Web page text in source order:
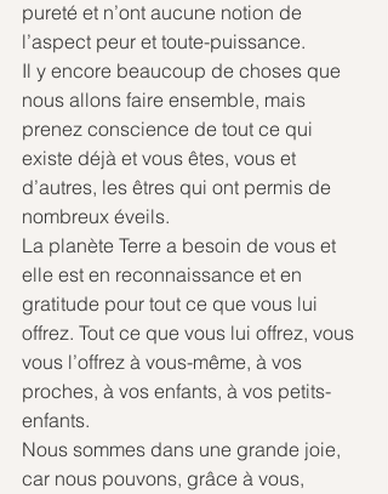
pureté et n’ont aucune notion de
l’aspect peur et toute-puissance.
Il y encore beaucoup de choses que
nous allons faire ensemble, mais
prenez conscience de tout ce qui
existe déjà et vous êtes, vous et
d’autres, les êtres qui ont permis de
nombreux éveils.
La planète Terre a besoin de vous et
elle est en reconnaissance et en
gratitude pour tout ce que vous lui
offrez. Tout ce que vous lui offrez, vous
vous l’offrez à vous-même, à vos
proches, à vos enfants, à vos petits-
enfants.
Nous sommes dans une grande joie,
car nous pouvons, grâce à vous,